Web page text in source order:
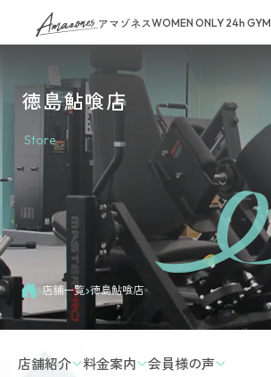
アマゾネスWOMEN ONLY 24h GYM
徳島鮎喰店
Store
›店舗一覧›徳島鮎喰店
店舗紹介 料金案内
会員様の声